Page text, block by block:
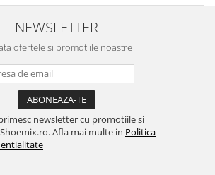
NEWSLETTER
ofertele si promotiile noastre
newsletter cu promotiile si
Afla mai multe in Politica